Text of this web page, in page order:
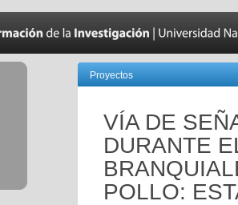
Proyectos
VÍA DE
DURANTE
POLLO: